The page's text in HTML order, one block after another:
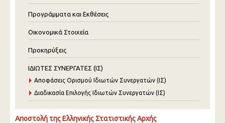
Προγράμματα και Εκθέσεις
Οικονομικά Στοιχεία
Προκηρύξεις
ΙΔΙΩΤΕΣ ΣΥΝΕΡΓΑΤΕΣ (ΙΣ)
Αποφάσεις Ορισμού Ιδιωτών Συνεργατών (ΙΣ)
Διαδικασία Επιλογής Ιδιωτών Συνεργατών (ΙΣ)
Αποστολή της Ελληνικής Στατιστικής Αρχής